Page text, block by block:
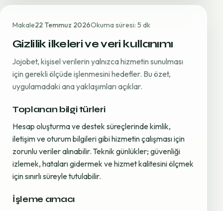
Makale22 Temmuz 2026Okuma süresi: 5 dk
Gizlilik ilkeleri ve veri kullanımı
Jojobet, kişisel verilerin yalnızca hizmetin sunulması
için gerekli ölçüde işlenmesini hedefler. Bu özet,
uygulamadaki ana yaklaşımları açıklar.
Toplanan bilgi türleri
Hesap oluşturma ve destek süreçlerinde kimlik,
iletişim ve oturum bilgileri gibi hizmetin çalışması için
zorunlu veriler alınabilir. Teknik günlükler; güvenliği
izlemek, hataları gidermek ve hizmet kalitesini ölçmek
için sınırlı süreyle tutulabilir.
İşleme amacı